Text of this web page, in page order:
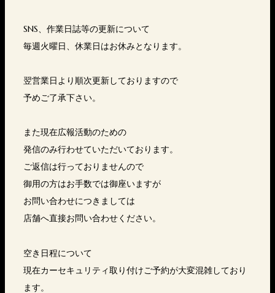
SNS、作業日誌等の更新について
毎週火曜日、休業日はお休みとなります。
翌営業日より順次更新しておりますので
予めご了承下さい。
また現在広報活動のための
発信のみ行わせていただいております。
ご返信は行っておりませんので
御用の方はお手数では御座いますが
お問い合わせにつきましては
店舗へ直接お問い合わせください。
空き日程について
現在カーセキュリティ取り付けご予約が大変混雑しており
ます。